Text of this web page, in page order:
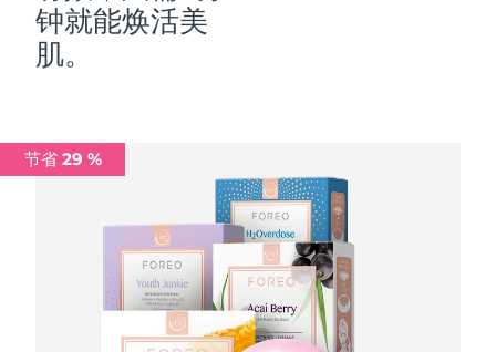
钟就能焕活美
肌。
节省 29 %
墨西哥
荷兰
预计送达日期
预计送达日期
预计送达日期